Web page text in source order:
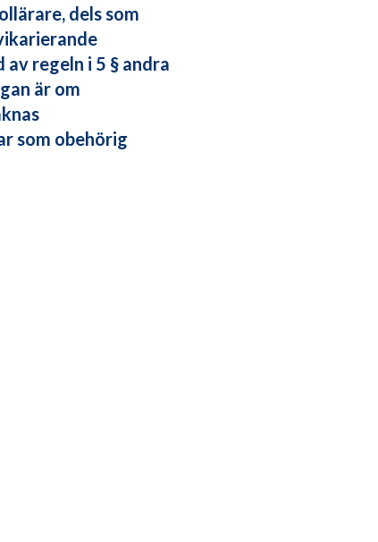
dels som
regeln i 5 § andra
är om
som obehörig